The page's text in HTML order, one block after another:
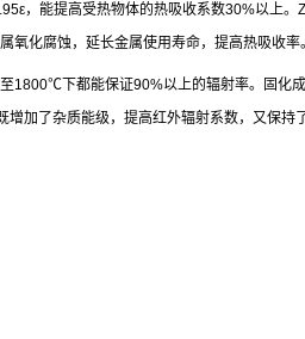
ε，能提高受热物体的热吸收系数30%以上。
氧化腐蚀，延长金属使用寿命，提高热吸收率
1800℃下都能保证90%以上的辐射率。固化
加了杂质能级，提高红外辐射系数，又保持